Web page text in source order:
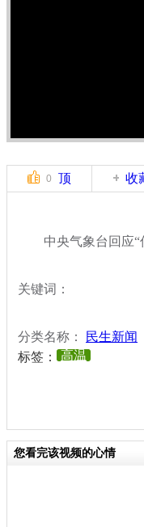
0 顶 收
中央气象台回应“
关键词：
分类名称：
民生新闻
标签：
高温
您看完该视频的心情